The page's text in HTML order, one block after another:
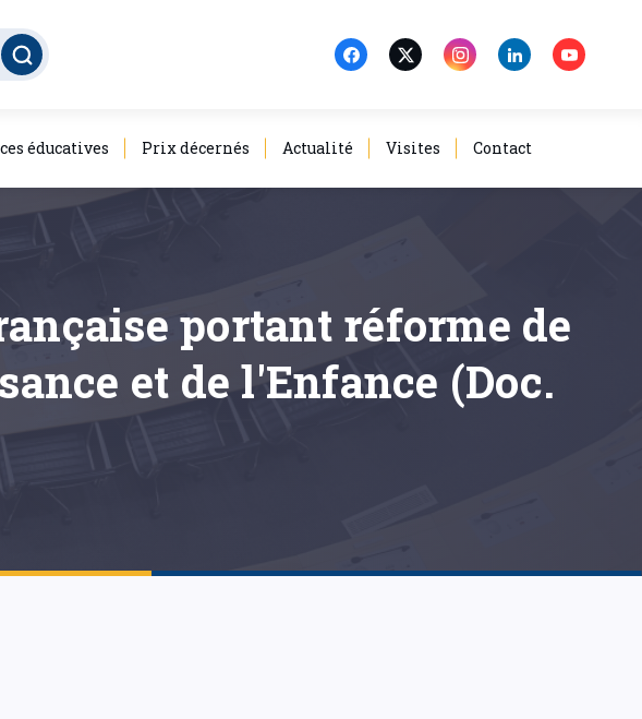
éducatives Prix décernés Actualité Visites Contact
portant réforme de
et de l'Enfance (Doc.